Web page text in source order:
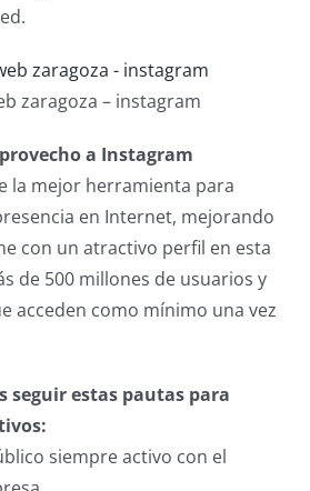
zaragoza – instagram
a Instagram
la mejor herramienta para
en Internet, mejorando
con un atractivo perfil en esta
de 500 millones de usuarios y
acceden como mínimo una vez
seguir estas pautas para
siempre activo con el